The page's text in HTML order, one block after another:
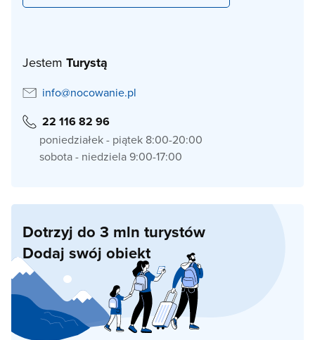
Jestem Turystą
info@nocowanie.pl
22 116 82 96
poniedziałek - piątek 8:00-20:00
sobota - niedziela 9:00-17:00
Dotrzyj do 3 mln turystów
Dodaj swój obiekt